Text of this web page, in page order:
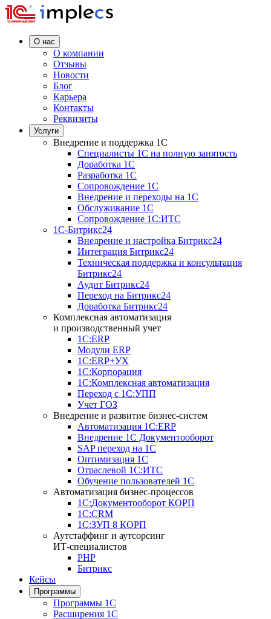
О нас
О компании
Отзывы
Новости
Блог
Карьера
Контакты
Реквизиты
Услуги
Внедрение и поддержка 1C
Специалисты 1C на полную занятость
Доработка 1C
Разработка 1C
Сопровождение 1C
Внедрение и переходы на 1C
Обслуживание 1C
Сопровождение 1C:ИТС
1С-Битрикс24
Внедрение и настройка Битрикс24
Интеграция Битрикс24
Техническая поддержка и консультация
Битрикс24
Аудит Битрикс24
Переход на Битрикс24
Доработка Битрикс24
Комплексная автоматизация
и производственный учет
1С:ERP
Модули ERP
1C:ERP+УХ
1С:Корпорация
1С:Комплексная автоматизация
Переход с 1С:УПП
Учет ГОЗ
Внедрение и развитие бизнес-систем
Автоматизация 1С:ERP
Внедрение 1С Документооборот
SAP переход на 1С
Оптимизация 1С
Отраслевой 1С:ИТС
Обучение пользователей 1С
Автоматизация бизнес-процессов
1С:Документооборот КОРП
1С:CRM
1С:ЗУП 8 КОРП
Аутстаффинг и аутсорсинг
ИТ-специалистов
PHP
Битрикс
Кейсы
Программы
Программы 1С
Расширения 1С